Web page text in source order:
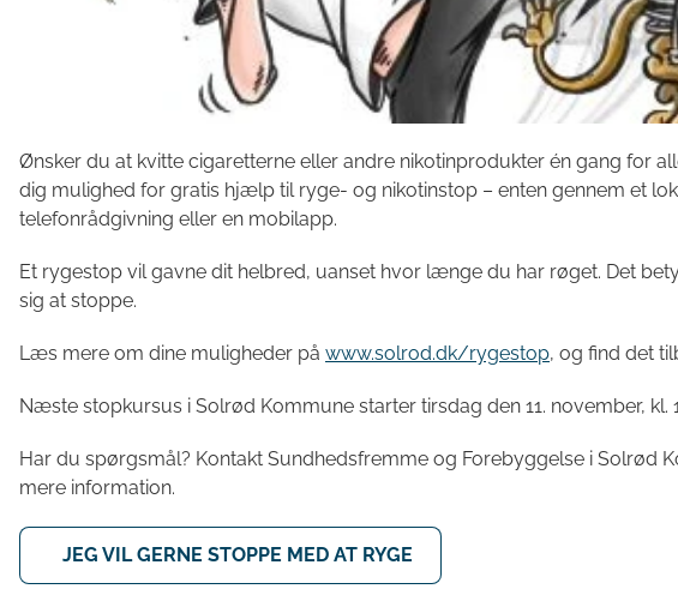
Ønsker du at kvitte cigaretterne eller andre nikotinprodukter én gang for
dig mulighed for gratis hjælp til ryge- og nikotinstop – enten gennem et
telefonrådgivning eller en mobilapp.
Et rygestop vil gavne dit helbred, uanset hvor længe du har røget. Det
sig at stoppe.
Læs mere om dine muligheder på www.solrod.dk/rygestop, og find det
Næste stopkursus i Solrød Kommune starter tirsdag den 11. november, kl.
Har du spørgsmål? Kontakt Sundhedsfremme og Forebyggelse i Solrød
mere information.
JEG VIL GERNE STOPPE MED AT RYGE